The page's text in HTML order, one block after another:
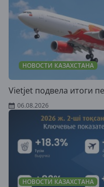
НОВОСТИ КАЗАХСТАНА
Vietjet подвела итоги
06.08.2026
НОВОСТИ КАЗАХСТАНА